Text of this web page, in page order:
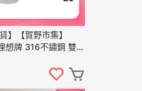
】【賀野市集】
想牌 316不鏽鋼 雙層
碗蓋 學生餐碗 露營
灣製